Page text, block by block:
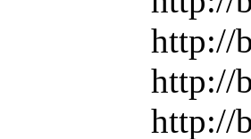
http://
http://
http://